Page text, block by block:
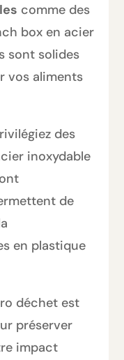
comme des
box en acier
sont solides
vos aliments
des
inoxydable
de
en plastique
déchet est
préserver
impact